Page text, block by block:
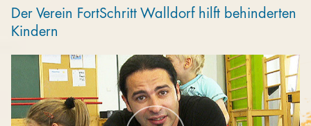
Unternehmen
Der Verein FortSchritt Walldorf hilft behinderten
Kindern